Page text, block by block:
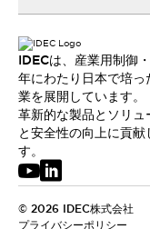
IDECは、産業用制御
年にわたり日本で培っ
業を展開しています。
革新的な製品とソリュ
と安全性の向上に貢
す。
© 2026 IDEC株式会社
プライバシーポリシー